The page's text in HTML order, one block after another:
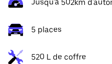
Jusqu'à 502km
5 places
520 L de coffre